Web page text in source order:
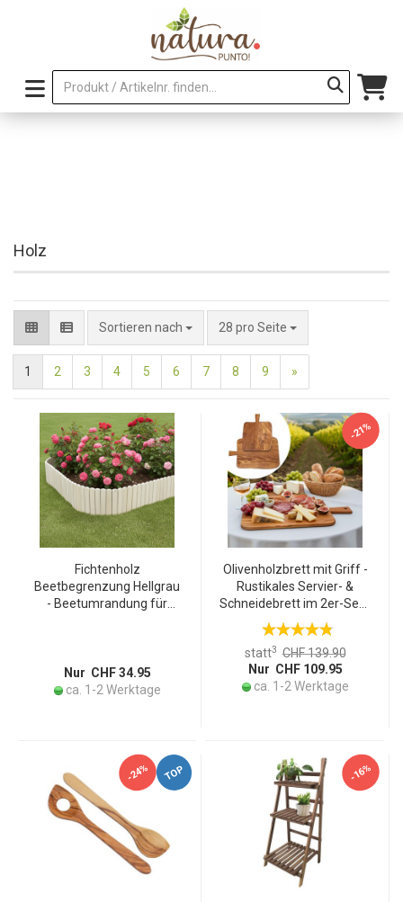
Holz
Sortieren nach 28 pro Seite
1 2 3 4 5 6 7 8 9 »
Fichtenholz
Beetbegrenzung Hellgrau
- Beetumrandung für
stecken
Nur CHF 34.95
ca. 1-2 Werktage
-21%
Olivenholzbrett mit Griff -
Rustikales Servier- &
Schneidebrett im 2er-Set -
Handgefertigt, geölt,
schnittfest - 40 & 60 cm
aus Italien
statt3 CHF 139.90
Nur CHF 109.95
ca. 1-2 Werktage
-24% TOP -16%